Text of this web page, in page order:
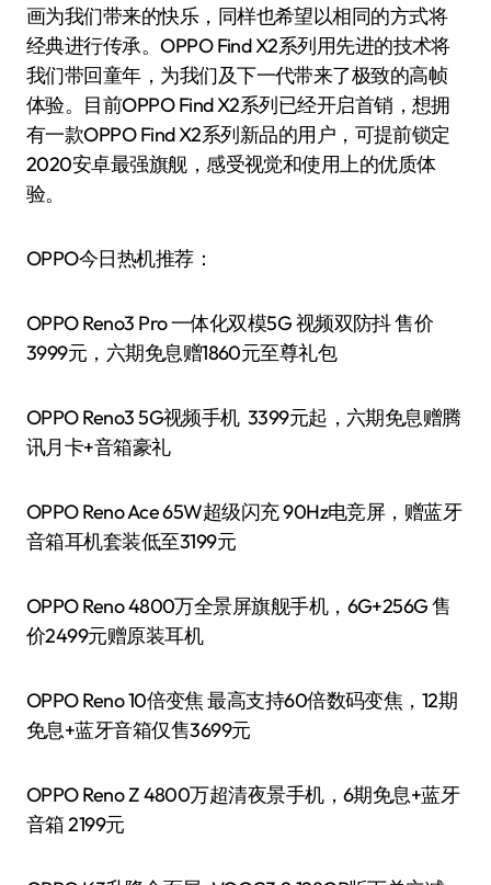
画为我们带来的快乐，同样也希望以相同的方式将
经典进行传承。OPPO Find X2系列用先进的技术将
我们带回童年，为我们及下一代带来了极致的高帧
体验。目前OPPO Find X2系列已经开启首销，想拥
有一款OPPO Find X2系列新品的用户，可提前锁定
2020安卓最强旗舰，感受视觉和使用上的优质体
验。
OPPO今日热机推荐：
OPPO Reno3 Pro 一体化双模5G 视频双防抖 售价
3999元，六期免息赠1860元至尊礼包
OPPO Reno3 5G视频手机 3399元起，六期免息赠腾
讯月卡+音箱豪礼
OPPO Reno Ace 65W超级闪充 90Hz电竞屏，赠蓝牙
音箱耳机套装低至3199元
OPPO Reno 4800万全景屏旗舰手机，6G+256G 售
价2499元赠原装耳机
OPPO Reno 10倍变焦 最高支持60倍数码变焦，12期
免息+蓝牙音箱仅售3699元
OPPO Reno Z 4800万超清夜景手机，6期免息+蓝牙
音箱 2199元